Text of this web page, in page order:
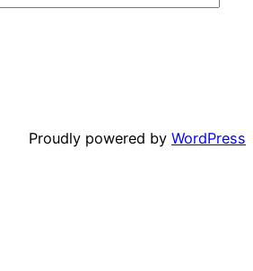
Proudly powered by WordPress